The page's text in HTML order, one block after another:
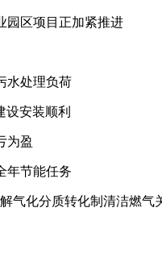
园区项目正加紧推进
水处理负荷
设安装顺利
为盈
年节能任务
气化分质转化制清洁燃气